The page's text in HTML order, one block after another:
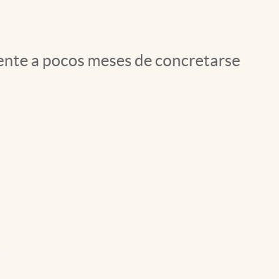
a pocos meses de concretarse